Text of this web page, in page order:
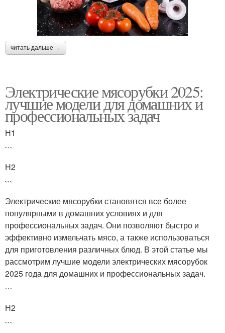
читать дальше →
Электрические мясорубки 2025:
лучшие модели для домашних и
профессиональных задач
H1
```
H2
```
Электрические мясорубки становятся все более
популярными в домашних условиях и для
профессиональных задач. Они позволяют быстро и
эффективно измельчать мясо, а также использоваться
для приготовления различных блюд. В этой статье мы
рассмотрим лучшие модели электрических мясорубок
2025 года для домашних и профессиональных задач.
```
H2
```